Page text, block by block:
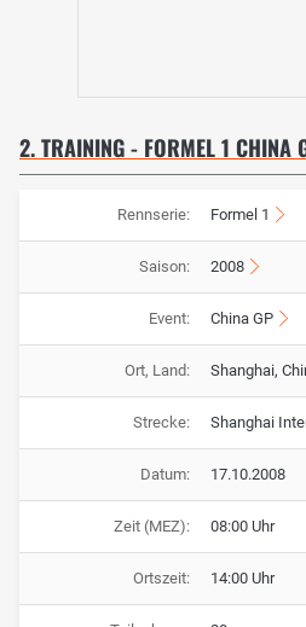
2. TRAINING - FORMEL 1 CHINA
Rennserie: Formel 1
Saison: 2008
Event: China GP
Ort, Land: Shanghai,
Strecke: Shanghai
Datum: 17.10.2008
Zeit (MEZ): 08:00 Uhr
Ortszeit: 14:00 Uhr